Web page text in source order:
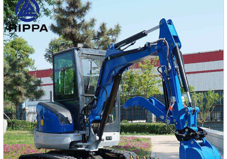
соответствии с различными эксплуатационными
требованиями, адаптировать к различным условиям
работы и повысить гибкость использования.